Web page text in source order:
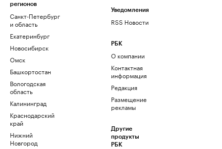
регионов
Санкт-Петербург
и область
Екатеринбург
Новосибирск
Омск
Башкортостан
Вологодская
область
Калининград
Краснодарский
край
Нижний
Новгород
Уведомления
RSS Новости
РБК
О компании
Контактная
информация
Редакция
Размещение
рекламы
Другие
продукты
РБК